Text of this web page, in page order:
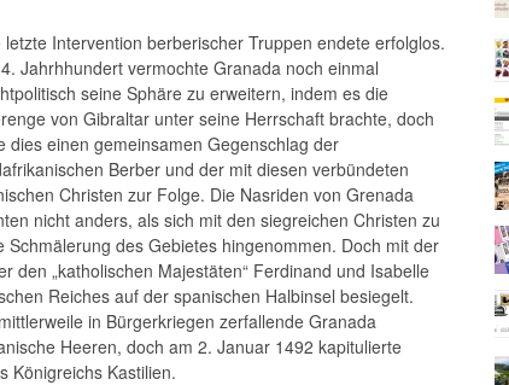
letzte Intervention berberischer Truppen endete erfolglos.
Jahrhhundert vermochte Granada noch einmal
seine Sphäre zu erweitern, indem es die
von Gibraltar unter seine Herrschaft brachte, doch
dies einen gemeinsamen Gegenschlag der
Berber und der mit diesen verbündeten
Christen zur Folge. Die Nasriden von Grenada
nicht anders, als sich mit den siegreichen Christen zu
des Gebietes hingenommen. Doch mit der
den „katholischen Majestäten“ Ferdinand und Isabelle
Reiches auf der spanischen Halbinsel besiegelt.
in Bürgerkriegen zerfallende Granada
Heeren, doch am 2. Januar 1492 kapitulierte
Königreichs Kastilien.